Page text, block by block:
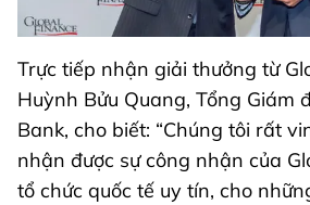
Trực tiếp nhận giải thưởng từ
Huỳnh Bửu Quang, Tổng Giám
Bank, cho biết: “Chúng tôi rất
nhận được sự công nhận của
tổ chức quốc tế uy tín, cho